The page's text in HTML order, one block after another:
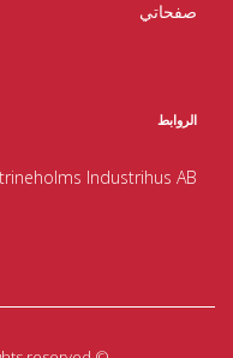
صفحاتي
الروابط
Industrihus AB